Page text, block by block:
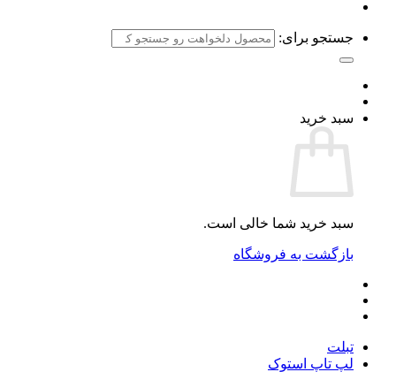
جستجو برای:
سبد خرید
سبد خرید شما خالی است.
بازگشت به فروشگاه
تبلت
لپ تاپ استوک